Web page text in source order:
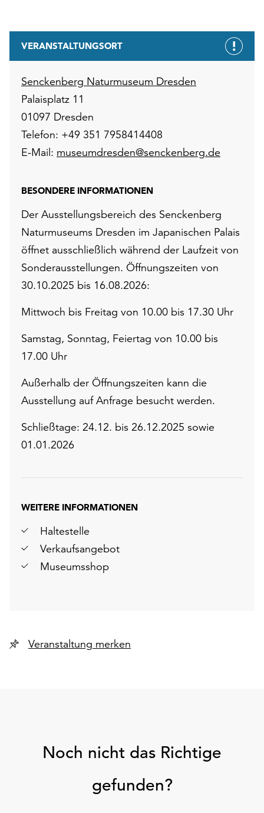
VERANSTALTUNGSORT
Senckenberg Naturmuseum Dresden
Palaisplatz 11
01097 Dresden
Telefon: +49 351 7958414408
E-Mail: museumdresden@senckenberg.de
BESONDERE INFORMATIONEN
Der Ausstellungsbereich des Senckenberg
Naturmuseums Dresden im Japanischen Palais
öffnet ausschließlich während der Laufzeit von
Sonderausstellungen. Öffnungszeiten von
30.10.2025 bis 16.08.2026:
Mittwoch bis Freitag von 10.00 bis 17.30 Uhr
Samstag, Sonntag, Feiertag von 10.00 bis
17.00 Uhr
Außerhalb der Öffnungszeiten kann die
Ausstellung auf Anfrage besucht werden.
Schließtage: 24.12. bis 26.12.2025 sowie
01.01.2026
WEITERE INFORMATIONEN
Haltestelle
Verkaufsangebot
Museumsshop
Veranstaltung merken
Noch nicht das Richtige
gefunden?